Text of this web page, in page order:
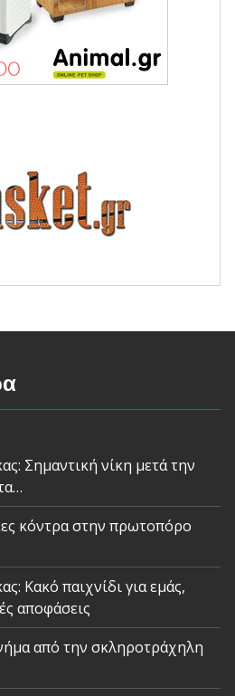
Σημαντική νίκη μετά την
κόντρα στην πρωτοπόρο
Κακό παιχνίδι για εμάς,
αποφάσεις
από την σκληροτράχηλη